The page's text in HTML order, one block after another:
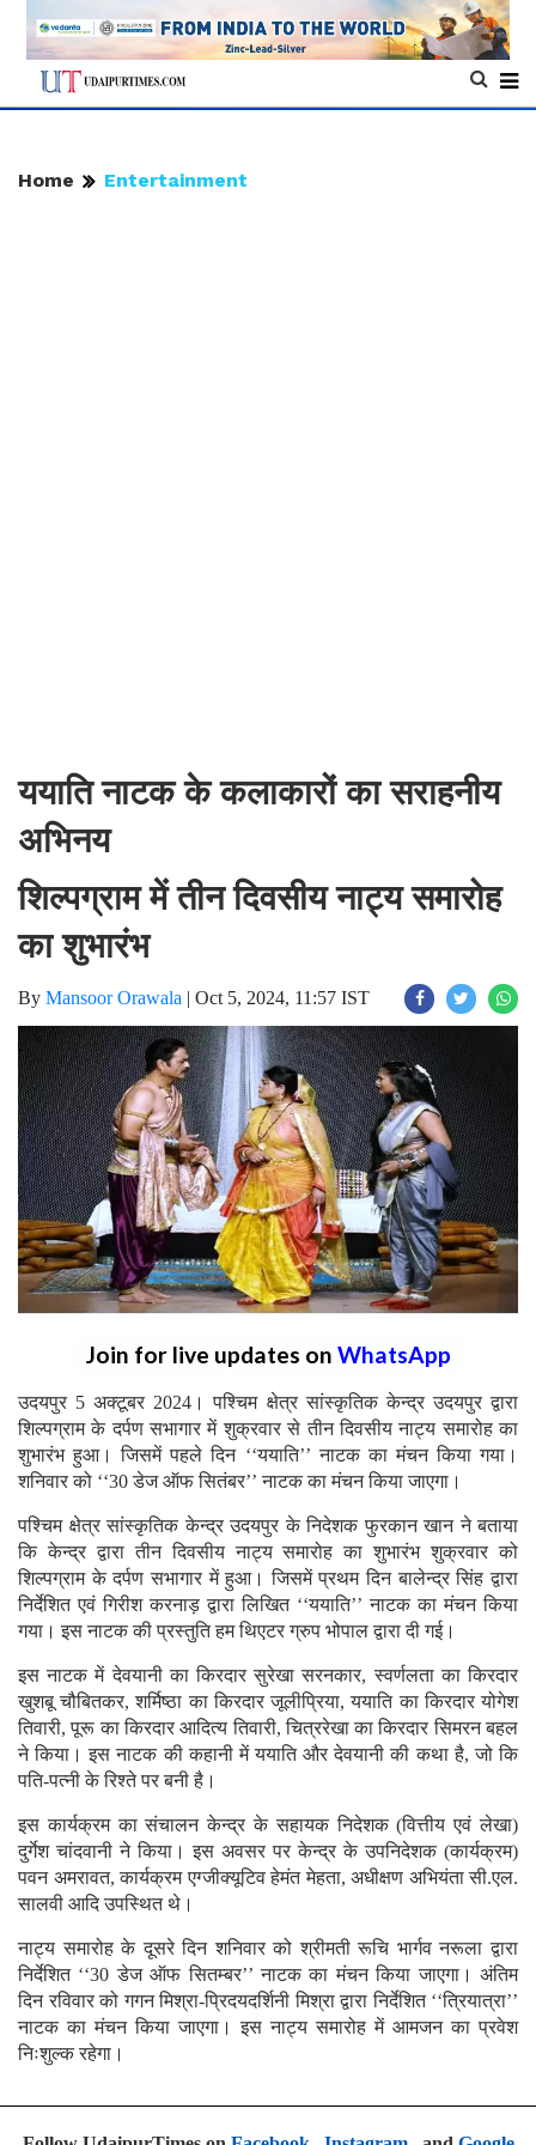
Home Entertainment
ययाति नाटक के कलाकारों का सराहनीय
अभिनय
शिल्पग्राम में तीन दिवसीय नाट्य समारोह
का शुभारंभ
By Mansoor Orawala | Oct 5, 2024, 11:57 IST
Join for live updates on WhatsApp
उदयपुर 5 अक्टूबर 2024। पश्चिम क्षेत्र सांस्कृतिक केन्द्र उदयपुर द्वारा
शिल्पग्राम के दर्पण सभागार में शुक्रवार से तीन दिवसीय नाट्य समारोह का
शुभारंभ हुआ। जिसमें पहले दिन ‘‘ययाति’’ नाटक का मंचन किया गया।
शनिवार को ‘‘30 डेज ऑफ सितंबर’’ नाटक का मंचन किया जाएगा।
पश्चिम क्षेत्र सांस्कृतिक केन्द्र उदयपुर के निदेशक फुरकान खान ने बताया
कि केन्द्र द्वारा तीन दिवसीय नाट्य समारोह का शुभारंभ शुक्रवार को
शिल्पग्राम के दर्पण सभागार में हुआ। जिसमें प्रथम दिन बालेन्द्र सिंह द्वारा
निर्देशित एवं गिरीश करनाड़ द्वारा लिखित ‘‘ययाति’’ नाटक का मंचन किया
गया। इस नाटक की प्रस्तुति हम थिएटर ग्रुप भोपाल द्वारा दी गई।
इस नाटक में देवयानी का किरदार सुरेखा सरनकार, स्वर्णलता का किरदार
खुशबू चौबितकर, शर्मिष्ठा का किरदार जूलीप्रिया, ययाति का किरदार योगेश
तिवारी, पूरू का किरदार आदित्य तिवारी, चित्ररेखा का किरदार सिमरन बहल
ने किया। इस नाटक की कहानी में ययाति और देवयानी की कथा है, जो कि
पति-पत्नी के रिश्ते पर बनी है।
इस कार्यक्रम का संचालन केन्द्र के सहायक निदेशक (वित्तीय एवं लेखा)
दुर्गेश चांदवानी ने किया। इस अवसर पर केन्द्र के उपनिदेशक (कार्यक्रम)
पवन अमरावत, कार्यक्रम एग्जीक्यूटिव हेमंत मेहता, अधीक्षण अभियंता सी.एल.
सालवी आदि उपस्थित थे।
नाट्य समारोह के दूसरे दिन शनिवार को श्रीमती रूचि भार्गव नरूला द्वारा
निर्देशित ‘‘30 डेज ऑफ सितम्बर’’ नाटक का मंचन किया जाएगा। अंतिम
दिन रविवार को गगन मिश्रा-प्रिदयदर्शिनी मिश्रा द्वारा निर्देशित ‘‘त्रियात्रा’’
नाटक का मंचन किया जाएगा। इस नाट्य समारोह में आमजन का प्रवेश
निःशुल्क रहेगा।